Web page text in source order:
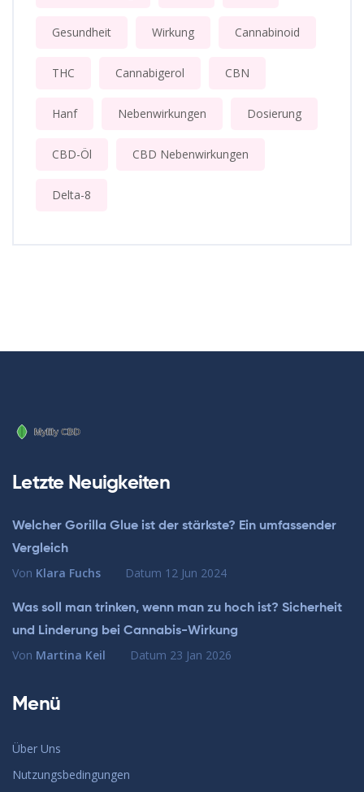
Gesundheit Wirkung Cannabinoid
THC Cannabigerol CBN
Hanf Nebenwirkungen Dosierung
CBD-Öl CBD Nebenwirkungen
Delta-8
Letzte Neuigkeiten
Welcher Gorilla Glue ist der stärkste? Ein umfassender
Vergleich
Von Klara Fuchs Datum 12 Jun 2024
Was soll man trinken, wenn man zu hoch ist? Sicherheit
und Linderung bei Cannabis-Wirkung
Von Martina Keil Datum 23 Jan 2026
Menü
Über Uns
Nutzungsbedingungen